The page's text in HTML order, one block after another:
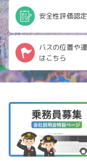
安全性評価認
バスの位置や
はこちら